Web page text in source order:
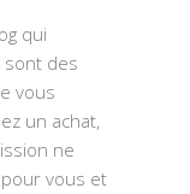
qui
des
vous
un achat,
ne
vous et